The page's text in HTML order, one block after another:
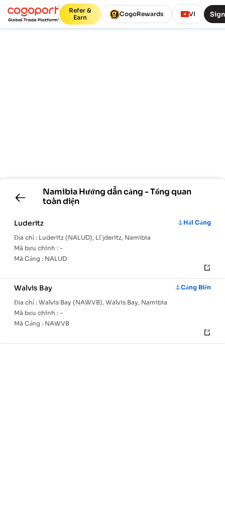
Refer &
Earn
CogoRewards VI
NamibiaHướng dẫn cảng - Tổng quan
toàn diện
Luderitz
Hải Cảng
Địa chỉ : Luderitz (NALUD), LГјderitz, Namibia
Mã bưu chính : -
Mã Cảng : NALUD
Walvis Bay
Cảng Biển
Địa chỉ : Walvis Bay (NAWVB), Walvis Bay, Namibia
Mã bưu chính : -
Mã Cảng : NAWVB